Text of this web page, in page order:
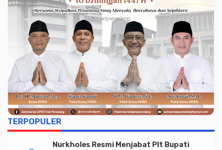
TERPOPULER
Nurkholes Resmi Menjabat Plt Bupati